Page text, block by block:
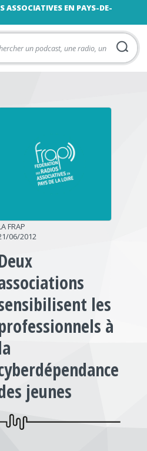
ASSOCIATIVES EN PAYS-DE-
FRAP
06/2012
les
à
jeunes